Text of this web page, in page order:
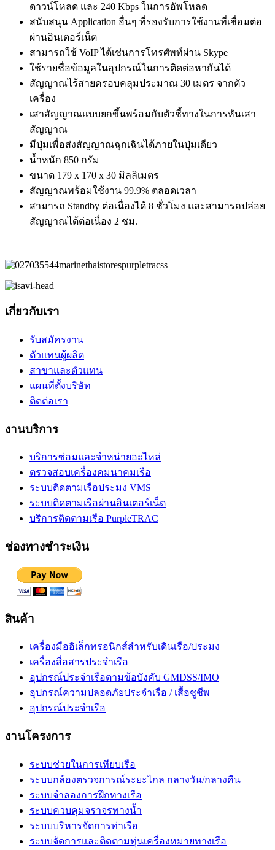
ดาวน์โหลด และ 240 Kbps ในการอัพโหลด
สนับสนุน Application อื่นๆ ที่รองรับการใช้งานที่เชื่อมต่อ
ผ่านอินเตอร์เน็ต
สามารถใช้ VoIP ได้เช่นการโทรศัพท์ผ่าน Skype
ใช้รายชื่อข้อมูลในอุปกรณ์ในการติดต่อหากันได้
สัญญาณไร้สายครอบคลุมประมาณ 30 เมตร จากตัว
เครื่อง
เสาสัญญาณแบบยกขึ้นพร้อมกับตัวชี้ทางในการหันเสา
สัญญาณ
มีปุ่มเพื่อส่งสัญญาณฉุกเฉินได้ภายในปุ่มเดียว
น้ำหนัก 850 กรัม
ขนาด 179 x 170 x 30 มิลลิเมตร
สัญญาณพร้อมใช้งาน 99.9% ตลอดเวลา
สามารถ Standby ต่อเนื่องได้ 8 ชั่วโมง และสามารถปล่อย
สัญญาณได้ต่อเนื่อง 2 ชม.
เกี่ยวกับเรา
รับสมัครงาน
ตัวแทนผู้ผลิต
สาขาและตัวแทน
แผนที่ตั้งบริษัท
ติดต่อเรา
งานบริการ
บริการซ่อมและจำหน่ายอะไหล่
ตรวจสอบเครื่องคมนาคมเรือ
ระบบติดตามเรือประมง VMS
ระบบติดตามเรือผ่านอินเตอร์เน็ต
บริการติดตามเรือ PurpleTRAC
ช่องทางชำระเงิน
สินค้า
เครื่องมืออิเล็กทรอนิกส์สำหรับเดินเรือ/ประมง
เครื่องสื่อสารประจำเรือ
อุปกรณ์ประจำเรือตามข้อบังคับ GMDSS/IMO
อุปกรณ์ความปลอดภัยประจำเรือ / เสื้อชูชีพ
อุปกรณ์ประจำเรือ
งานโครงการ
ระบบช่วยในการเทียบเรือ
ระบบกล้องตรวจการณ์ระยะไกล กลางวัน/กลางคืน
ระบบจำลองการฝึกทางเรือ
ระบบควบคุมจราจรทางน้ำ
ระบบบริหารจัดการท่าเรือ
ระบบจัดการและติดตามทุ่นเครื่องหมายทางเรือ